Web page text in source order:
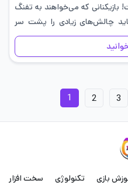
بازیکنانی که می‌خواهند به تفنگ
چالش‌های زیادی را پشت سر
1 2 3
بازی تکنولوژی سخت افزار